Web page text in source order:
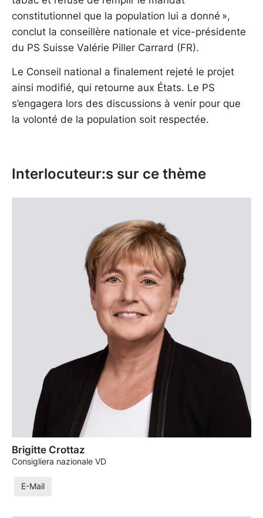
constitutionnel que la population lui a donné »,
conclut la conseillère nationale et vice-présidente
du PS Suisse Valérie Piller Carrard (FR).
Le Conseil national a finalement rejeté le projet
ainsi modifié, qui retourne aux États. Le PS
s’engagera lors des discussions à venir pour que
la volonté de la population soit respectée.
Interlocuteur:s sur ce thème
Brigitte Crottaz
Consigliera nazionale VD
E-Mail